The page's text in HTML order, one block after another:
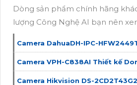
Dòng sản phẩm chính hãng
lượng Công Nghệ AI bạn nên
Camera DahuaDH-IPC-
Camera VPH-C838AI Thiết kế
Camera Hikvision DS-